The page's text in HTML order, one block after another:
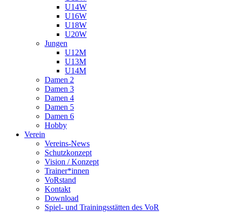
U14W
U16W
U18W
U20W
Jungen
U12M
U13M
U14M
Damen 2
Damen 3
Damen 4
Damen 5
Damen 6
Hobby
Verein
Vereins-News
Schutzkonzept
Vision / Konzept
Trainer*innen
VoRstand
Kontakt
Download
Spiel- und Trainingsstätten des VoR